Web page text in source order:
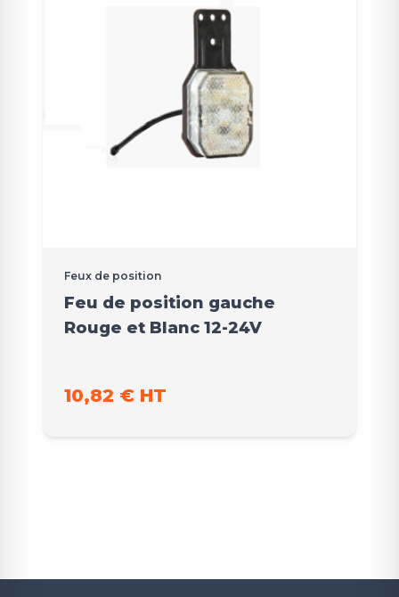
Feux de position
Feu de position gauche
Rouge et Blanc 12-24V
10,82 € HT